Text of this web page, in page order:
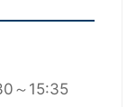
～15:35